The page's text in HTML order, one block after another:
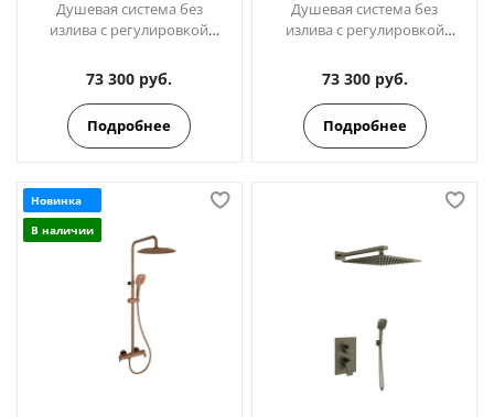
Душевая система без
излива с регулировкой
937415RM300GR графит
73 300 руб.
Подробнее
Душевая система без
излива с регулировкой
937415RM300OC золото
73 300 руб.
Подробнее
Новинка
В наличии